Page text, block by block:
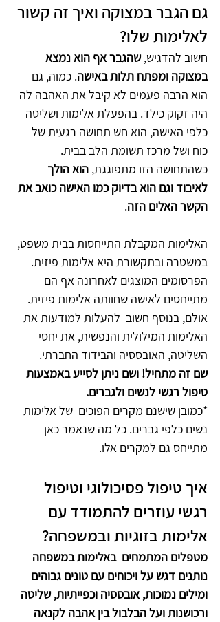
גם הגבר במצוקה ואיך זה קשור
לאלימות שלו?
חשוב להדגיש, שהגבר אף הוא נמצא
במצוקה ומפתח תלות באישה. כמוה, גם
הוא הרבה פעמים לא קיבל את האהבה לה
היה זקוק כילד. בהפעלת אלימות ושליטה
כלפי האישה, הוא חש תחושה רגעית של
כוח ושל מרכז תשומת הלב בבית.
כשהתחושה הזו מתפוגגת, הוא הולך
לאיבוד וגם הוא בדיוק כמו האישה כואב את
הקשר האלים הזה.
האלימות המקבלת התייחסות בבית משפט,
במשטרה ובתקשורת היא אלימות פיזית.
הפרסומים המוצגים לאחרונה אף הם
מתייחסים לאישה שחוותה אלימות פיזית.
אולם, בנוסף חשוב  להעלות למודעות את
האלימות המילולית והנפשית, את יחסי
השליטה, האובססיה והבידוד החברתי.
שם זה מתחיל! ושם ניתן לסייע באמצעות
טיפול רגשי לנשים ולגברים.
*כמובן שישנם מקרים הפוכים  של אלימות
נשים כלפי גברים. כל מה שנאמר כאן
מתייחס גם למקרים אלו.
איך טיפול פסיכולוגי וטיפול
רגשי עוזרים להתמודד עם
אלימות בזוגיות ובמשפחה?
מטפלים המתמחים  באלימות במשפחה
נותנים דגש על ויכוחים עם טונים גבוהים
ומילים נמוכות, אובססיה וכפייתיות, שליטה
ורכושנות ועל הבלבול בין אהבה לקנאה